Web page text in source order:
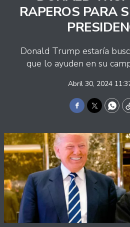
RAPEROS PARA
Donald Trump estaría
que lo ayuden en su
Abril 30, 2024
Facebook
Twitter